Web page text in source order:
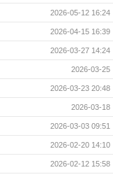
2026-05-12 16:24
2026-04-15 16:39
2026-03-27 14:24
2026-03-25
2026-03-23 20:48
2026-03-18
2026-03-03 09:51
2026-02-20 14:10
2026-02-12 15:58